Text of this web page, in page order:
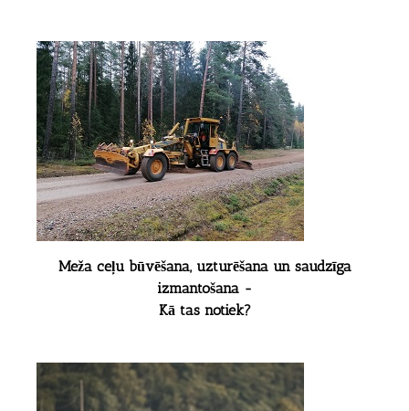
Meža ceļu būvēšana, uzturēšana un saudzīga
izmantošana -
Kā tas notiek?